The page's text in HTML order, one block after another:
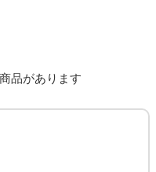
品があります